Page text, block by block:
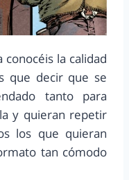
la calidad
que decir que se
tanto para
y quieran repetir
los que quieran
tan cómodo